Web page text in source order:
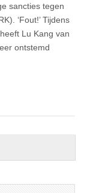
sancties tegen
‘Fout!’ Tijdens
Lu Kang van
ontstemd